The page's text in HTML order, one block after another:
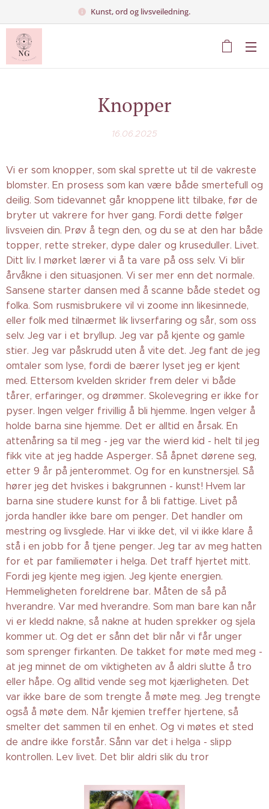
Kunst, ord og livsveiledning.
Knopper
16.06.2025
Vi er som knopper, som skal sprette ut til de vakreste
blomster. En prosess som kan være både smertefull og
deilig. Som tidevannet går knoppene litt tilbake, før de
bryter ut vakrere for hver gang. Fordi dette følger
livsveien din. Prøv å tegn den, og du se at den har både
topper, rette streker, dype daler og kruseduller. Livet.
Ditt liv. I mørket lærer vi å ta vare på oss selv. Vi blir
årvåkne i den situasjonen. Vi ser mer enn det normale.
Sansene starter dansen med å scanne både stedet og
folka. Som rusmisbrukere vil vi zoome inn likesinnede,
eller folk med tilnærmet lik livserfaring og sår, som oss
selv. Jeg var i et bryllup. Jeg var på kjente og gamle
stier. Jeg var påskrudd uten å vite det. Jeg fant de jeg
omtaler som lyse, fordi de bærer lyset jeg er kjent
med. Ettersom kvelden skrider frem deler vi både
tårer, erfaringer, og drømmer. Skolevegring er ikke for
pyser. Ingen velger frivillig å bli hjemme. Ingen velger å
holde barna sine hjemme. Det er alltid en årsak. En
attenåring sa til meg - jeg var the wierd kid - helt til jeg
fikk vite at jeg hadde Asperger. Så åpnet dørene seg,
etter 9 år på jenterommet. Og for en kunstnersjel. Så
hører jeg det hviskes i bakgrunnen - kunst! Hvem lar
barna sine studere kunst for å bli fattige. Livet på
jorda handler ikke bare om penger. Det handler om
mestring og livsglede. Har vi ikke det, vil vi ikke klare å
stå i en jobb for å tjene penger. Jeg tar av meg hatten
for et par familiemøter i helga. Det traff hjertet mitt.
Fordi jeg kjente meg igjen. Jeg kjente energien.
Hemmeligheten foreldrene bar. Måten de så på
hverandre. Var med hverandre. Som man bare kan når
vi er kledd nakne, så nakne at huden sprekker og sjela
kommer ut. Og det er sånn det blir når vi får unger
som sprenger firkanten. De takket for møte med meg -
at jeg minnet de om viktigheten av å aldri slutte å tro
eller håpe. Og alltid vende seg mot kjærligheten. Det
var ikke bare de som trengte å møte meg. Jeg trengte
også å møte dem. Når kjemien treffer hjertene, så
smelter det sammen til en enhet. Og vi møtes et sted
de andre ikke forstår. Sånn var det i helga - slipp
kontrollen. Lev livet. Det blir aldri slik du tror